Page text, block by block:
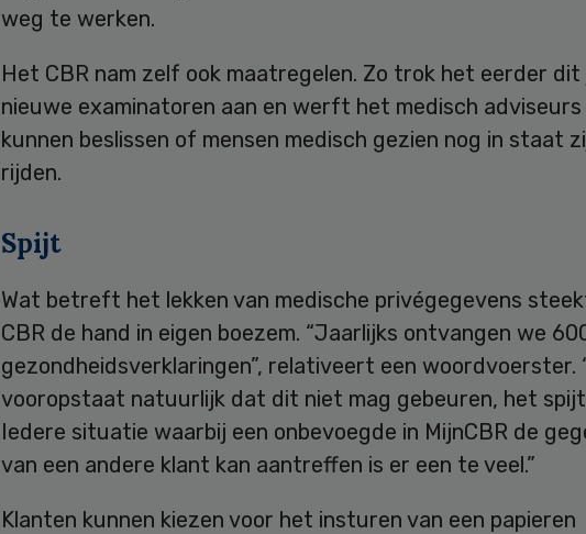
weg te werken.
Het CBR nam zelf ook maatregelen. Zo trok het eerder dit
nieuwe examinatoren aan en werft het medisch adviseurs
kunnen beslissen of mensen medisch gezien nog in staat
rijden.
Spijt
Wat betreft het lekken van medische privégegevens
CBR de hand in eigen boezem. “Jaarlijks ontvangen we
gezondheidsverklaringen”, relativeert een woordvoerster.
vooropstaat natuurlijk dat dit niet mag gebeuren, het spijt
Iedere situatie waarbij een onbevoegde in MijnCBR de
van een andere klant kan aantreffen is er een te veel.”
Klanten kunnen kiezen voor het insturen van een papieren